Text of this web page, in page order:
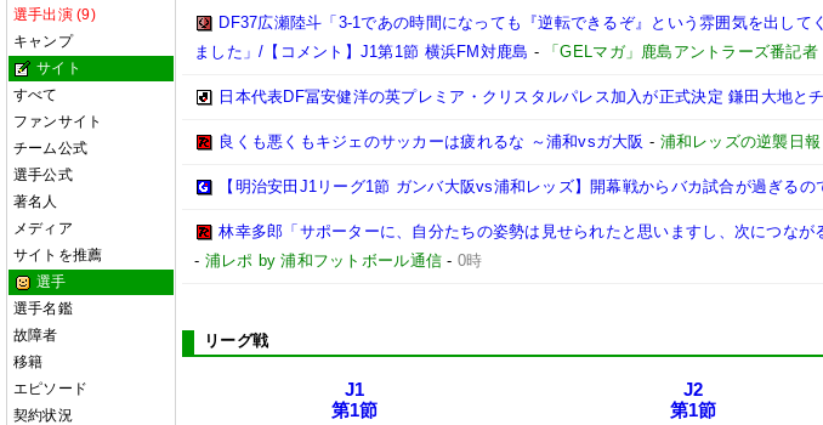
選手出演 (9)
キャンプ
サイト
すべて
ファンサイト
チーム公式
選手公式
著名人
メディア
サイトを推薦
選手
選手名鑑
故障者
移籍
エピソード
契約状況
DF37広瀬陸斗「3-1であの時間になっても『逆転できるぞ』という雰囲気を出し
ました」/【コメント】J1第1節 横浜FM対鹿島 - 「GELマガ」鹿島アントラーズ番記
日本代表DF冨安健洋の英プレミア・クリスタルパレス加入が正式決定 鎌田大地と
良くも悪くもキジェのサッカーは疲れるな ～浦和vsガ大阪 - 浦和レッズの逆襲日報
【明治安田J1リーグ1節 ガンバ大阪vs浦和レッズ】開幕戦からバカ試合が過ぎるの
林幸多郎「サポーターに、自分たちの姿勢は見せられたと思いますし、次につなが
- 浦レポ by 浦和フットボール通信 - 0時
リーグ戦
J1
第1節
J2
第1節